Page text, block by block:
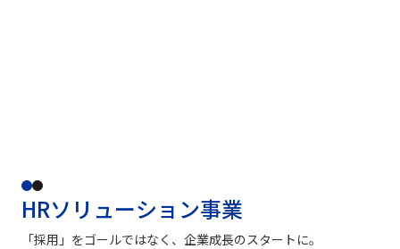
HRソリューション事業
「採用」をゴールではなく、企業成長のスタートに。